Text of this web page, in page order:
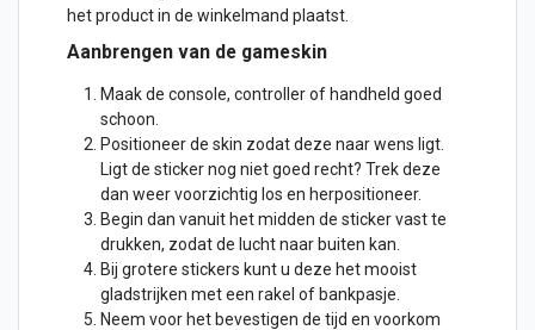
het product in de winkelmand plaatst.
Aanbrengen van de gameskin
Maak de console, controller of handheld goed
schoon.
Positioneer de skin zodat deze naar wens ligt.
Ligt de stickernog niet goed recht? Trek deze
dan weer voorzichtig los en herpositioneer.
Begin dan vanuit het midden de sticker vast te
drukken, zodat de lucht naar buiten kan.
Bij grotere stickers kunt u deze het mooist
gladstrijken met een rakel of bankpasje.
Neem voor het bevestigen de tijd en voorkom